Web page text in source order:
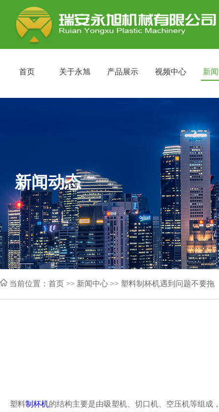
首页 关于永旭 产品展示 视频中心 新
新闻动态
当前位置： 首页 >> 新闻中心 >> 塑料制杯机遇到问题不要拖
塑料制杯机的结构主要是由吸塑机、切口机、空压机等组成